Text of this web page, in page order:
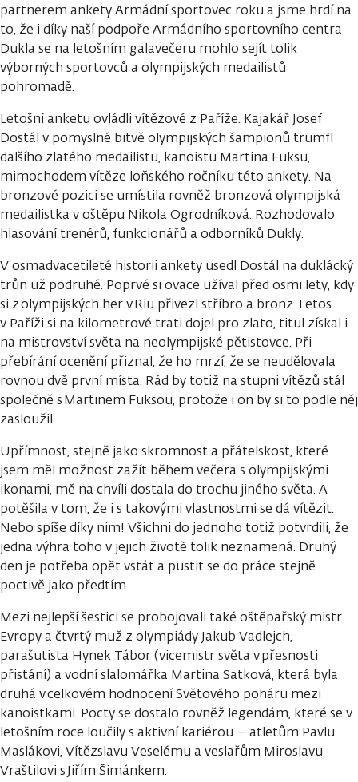
partnerem ankety Armádní sportovec roku a jsme hrdí na
to, že i díky naší podpoře Armádního sportovního centra
Dukla se na letošním galavečeru mohlo sejít tolik
výborných sportovců a olympijských medailistů
pohromadě.
Letošní anketu ovládli vítězové z Paříže. Kajakář Josef
Dostál v pomyslné bitvě olympijských šampionů trumfl
dalšího zlatého medailistu, kanoistu Martina Fuksu,
mimochodem vítěze loňského ročníku této ankety. Na
bronzové pozici se umístila rovněž bronzová olympijská
medailistka v oštěpu Nikola Ogrodníková. Rozhodovalo
hlasování trenérů, funkcionářů a odborníků Dukly.
V osmadvacetileté historii ankety usedl Dostál na duklácký
trůn už podruhé. Poprvé si ovace užíval před osmi lety, kdy
si z olympijských her v Riu přivezl stříbro a bronz. Letos
v Paříži si na kilometrové trati dojel pro zlato, titul získal i
na mistrovství světa na neolympijské pětistovce. Při
přebírání ocenění přiznal, že ho mrzí, že se neudělovala
rovnou dvě první místa. Rád by totiž na stupni vítězů stál
společně s Martinem Fuksou, protože i on by si to podle něj
zasloužil.
Upřímnost, stejně jako skromnost a přátelskost, které
jsem měl možnost zažít během večera s olympijskými
ikonami, mě na chvíli dostala do trochu jiného světa. A
potěšila v tom, že i s takovými vlastnostmi se dá vítězit.
Nebo spíše díky nim! Všichni do jednoho totiž potvrdili, že
jedna výhra toho v jejich životě tolik neznamená. Druhý
den je potřeba opět vstát a pustit se do práce stejně
poctivě jako předtím.
Mezi nejlepší šestici se probojovali také oštěpařský mistr
Evropy a čtvrtý muž z olympiády Jakub Vadlejch,
parašutista Hynek Tábor (vicemistr světa v přesnosti
přistání) a vodní slalomářka Martina Satková, která byla
druhá v celkovém hodnocení Světového poháru mezi
kanoistkami. Pocty se dostalo rovněž legendám, které se v
letošním roce loučily s aktivní kariérou – atletům Pavlu
Maslákovi, Vítězslavu Veselému a veslařům Miroslavu
Vraštilovi s Jiřím Šimánkem.